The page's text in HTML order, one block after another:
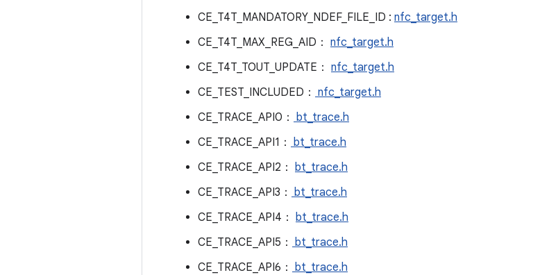
CE_T4T_MANDATORY_NDEF_FILE_ID : nfc_target.h
CE_T4T_MAX_REG_AID： nfc_target.h
CE_T4T_TOUT_UPDATE： nfc_target.h
CE_TEST_INCLUDED： nfc_target.h
CE_TRACE_API0： bt_trace.h
CE_TRACE_API1： bt_trace.h
CE_TRACE_API2： bt_trace.h
CE_TRACE_API3： bt_trace.h
CE_TRACE_API4： bt_trace.h
CE_TRACE_API5： bt_trace.h
CE_TRACE_API6： bt_trace.h